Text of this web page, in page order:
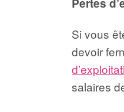
Si vous
devoir
salaires